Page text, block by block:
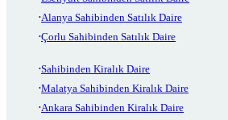
Alanya Sahibinden Satılık Daire
Çorlu Sahibinden Satılık Daire
Sahibinden Kiralık Daire
Malatya Sahibinden Kiralık Daire
Ankara Sahibinden Kiralık Daire